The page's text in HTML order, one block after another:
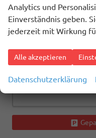
Getriebeart
alles ausgewählt
1602
Analytics und
Einverständnis geben.
jederzeit mit Wirkung
Alle akzeptieren
Datenschutzerklärung